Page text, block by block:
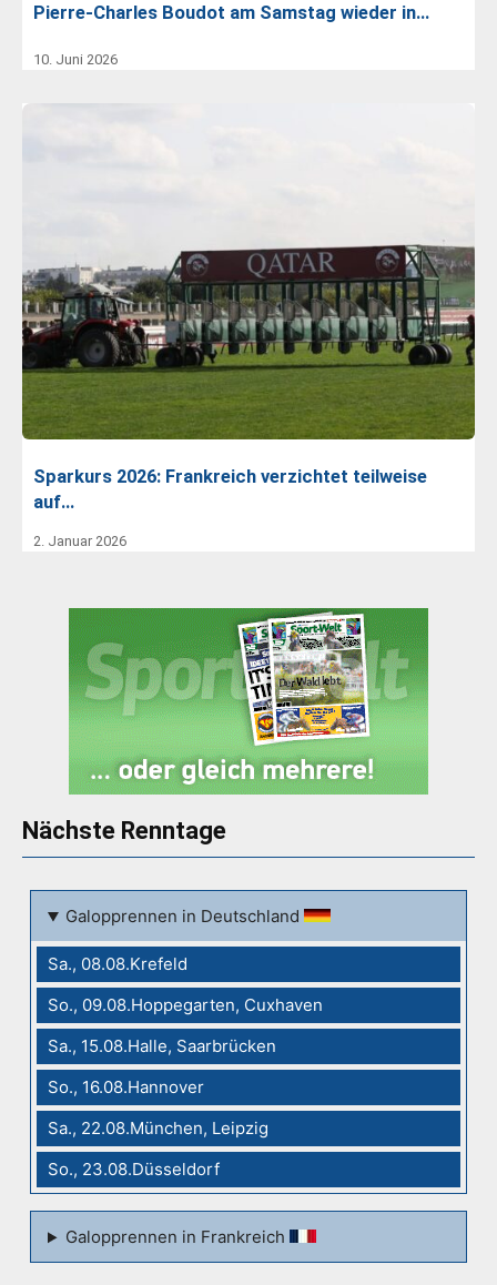
Pierre-Charles Boudot am Samstag wieder in…
10. Juni 2026
Sparkurs 2026: Frankreich verzichtet teilweise
auf…
2. Januar 2026
Nächste Renntage
Galopprennen in Deutschland
Sa., 08.08.Krefeld
So., 09.08.Hoppegarten, Cuxhaven
Sa., 15.08.Halle, Saarbrücken
So., 16.08.Hannover
Sa., 22.08.München, Leipzig
So., 23.08.Düsseldorf
Galopprennen in Frankreich